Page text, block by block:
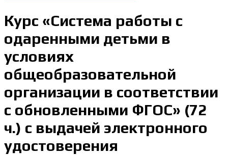
Курс «Система работы с
одаренными детьми в
условиях
общеобразовательной
организации в соответствии
с обновленными ФГОС» (72
ч.) с выдачей электронного
удостоверения